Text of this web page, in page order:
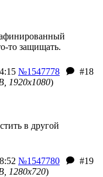
то защищать.
№1547778
#18
1920x1080)
в другой
№1547780
#19
1280x720)